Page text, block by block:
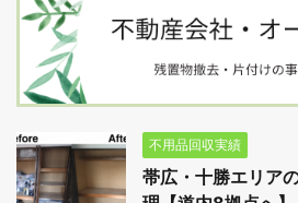
不用品回収実績
帯広・十勝エリア